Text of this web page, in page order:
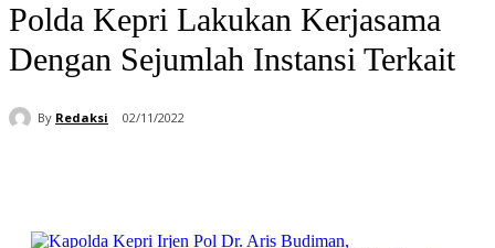
Polda Kepri Lakukan Kerjasama
Dengan Sejumlah Instansi Terkait
By Redaksi 02/11/2022